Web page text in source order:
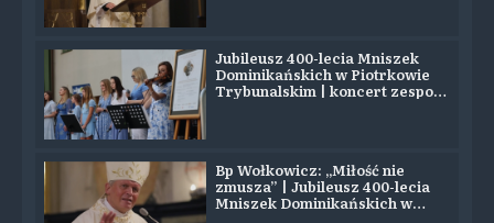
Jubileusz 400-lecia Mniszek
Dominikańskich w Piotrkowie
Trybunalskim | koncert zespołu
Bp Wołkowicz: „Miłość nie
zmusza” | Jubileusz 400-lecia
Mniszek Dominikańskich w